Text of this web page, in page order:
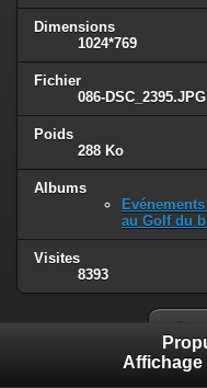
Dimensions
1024*769
Fichier
086-DSC_2395.JPG
Poids
288 Ko
Albums
Evénements
au Golf du
Visites
8393
Affichage